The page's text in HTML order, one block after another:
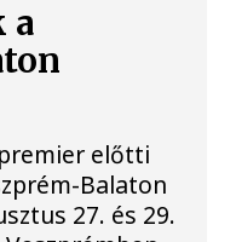
a
előtti
Balaton
27. és 29.